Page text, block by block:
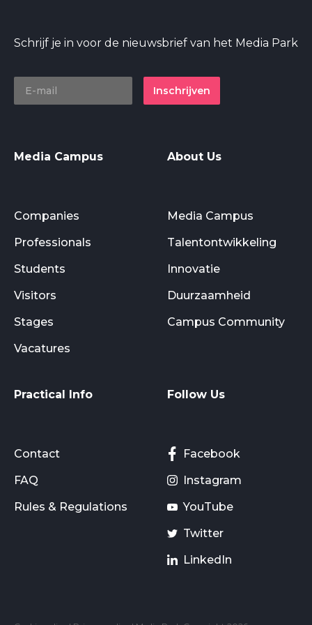
Schrijf je in voor de nieuwsbrief van het Media Park
Inschrijven
Media Campus
Companies
Professionals
Students
Visitors
Stages
Vacatures
About Us
Media Campus
Talentontwikkeling
Innovatie
Duurzaamheid
Campus Community
Practical Info
Contact
FAQ
Rules & Regulations
Follow Us
Facebook
Instagram
YouTube
Twitter
LinkedIn